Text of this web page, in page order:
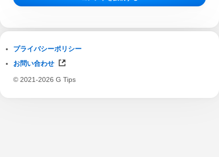
プライバシーポリシー
お問い合わせ
© 2021-2026 G Tips